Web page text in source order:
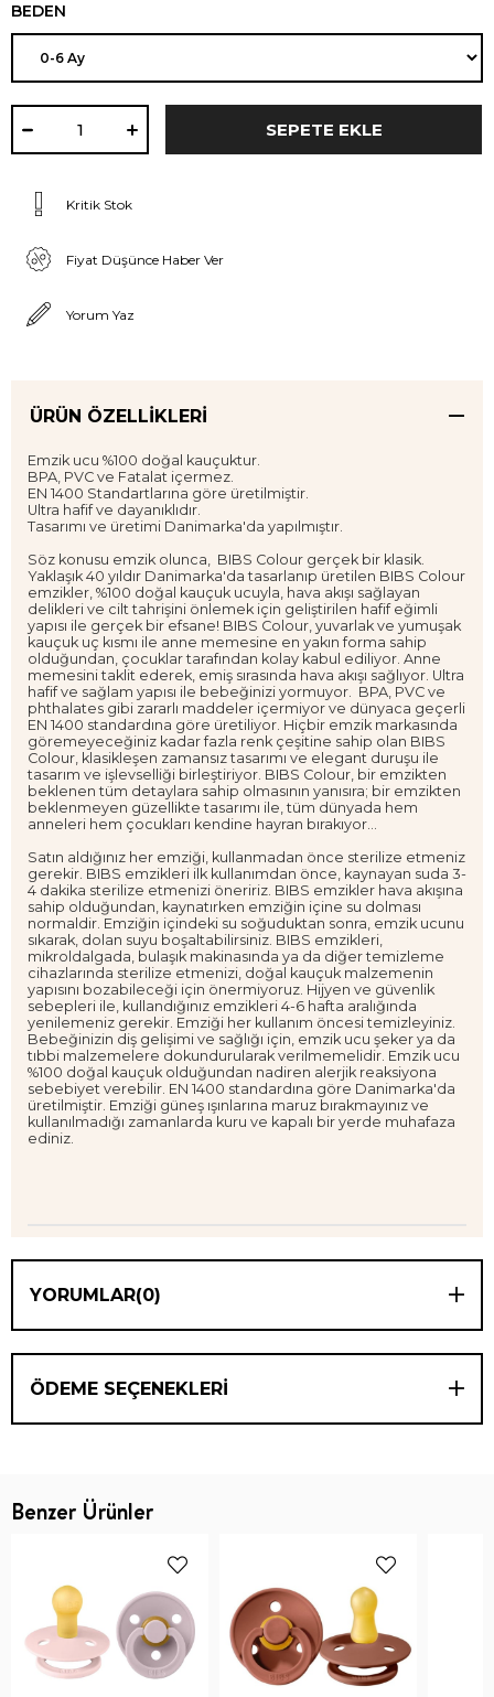
BEDEN
Kritik Stok
Fiyat Düşünce Haber Ver
Yorum Yaz
ÜRÜN ÖZELLIKLERI
Emzik ucu %100 doğal kauçuktur.
BPA, PVC ve Fatalat içermez.
EN 1400 Standartlarına göre üretilmiştir.
Ultra hafif ve dayanıklıdır.
Tasarımı ve üretimi Danimarka'da yapılmıştır.
Söz konusu emzik olunca, BIBS Colour gerçek bir klasik.
Yaklaşık 40 yıldır Danimarka'da tasarlanıp üretilen BIBS Colour
emzikler, %100 doğal kauçuk ucuyla, hava akışı sağlayan
delikleri ve cilt tahrişini önlemek için geliştirilen hafif eğimli
yapısı ile gerçek bir efsane! BIBS Colour, yuvarlak ve yumuşak
kauçuk uç kısmı ile anne memesine en yakın forma sahip
olduğundan, çocuklar tarafından kolay kabul ediliyor. Anne
memesini taklit ederek, emiş sırasında hava akışı sağlıyor. Ultra
hafif ve sağlam yapısı ile bebeğinizi yormuyor. BPA, PVC ve
phthalates gibi zararlı maddeler içermiyor ve dünyaca geçerli
EN 1400 standardına göre üretiliyor. Hiçbir emzik markasında
göremeyeceğiniz kadar fazla renk çeşitine sahip olan BIBS
Colour, klasikleşen zamansız tasarımı ve elegant duruşu ile
tasarım ve işlevselliği birleştiriyor. BIBS Colour, bir emzikten
beklenen tüm detaylara sahip olmasının yanısıra; bir emzikten
beklenmeyen güzellikte tasarımı ile, tüm dünyada hem
anneleri hem çocukları kendine hayran bırakıyor...
Satın aldığınız her emziği, kullanmadan önce sterilize etmeniz
gerekir. BIBS emzikleri ilk kullanımdan önce, kaynayan suda 3-
4 dakika sterilize etmenizi öneririz. BIBS emzikler hava akışına
sahip olduğundan, kaynatırken emziğin içine su dolması
normaldir. Emziğin içindeki su soğuduktan sonra, emzik ucunu
sıkarak, dolan suyu boşaltabilirsiniz. BIBS emzikleri,
mikroldalgada, bulaşık makinasında ya da diğer temizleme
cihazlarında sterilize etmenizi, doğal kauçuk malzemenin
yapısını bozabileceği için önermiyoruz. Hijyen ve güvenlik
sebepleri ile, kullandığınız emzikleri 4-6 hafta aralığında
yenilemeniz gerekir. Emziği her kullanım öncesi temizleyiniz.
Bebeğinizin diş gelişimi ve sağlığı için, emzik ucu şeker ya da
tıbbi malzemelere dokundurularak verilmemelidir. Emzik ucu
%100 doğal kauçuk olduğundan nadiren alerjik reaksiyona
sebebiyet verebilir. EN 1400 standardına göre Danimarka'da
üretilmiştir. Emziği güneş ışınlarına maruz bırakmayınız ve
kullanılmadığı zamanlarda kuru ve kapalı bir yerde muhafaza
ediniz.
YORUMLAR(0)
ÖDEME SEÇENEKLERI
Benzer Ürünler